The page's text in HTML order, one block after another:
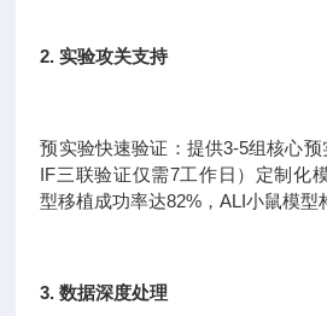
2. 实验攻关支持
预实验快速验证：提供3-5组核心
IF三联验证仅需7工作日）定制化
型移植成功率达82%，ALI小鼠模型
3. 数据深度处理